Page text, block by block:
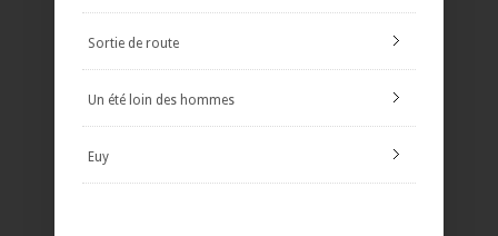
Sortie de route
Un été loin des hommes
Euy